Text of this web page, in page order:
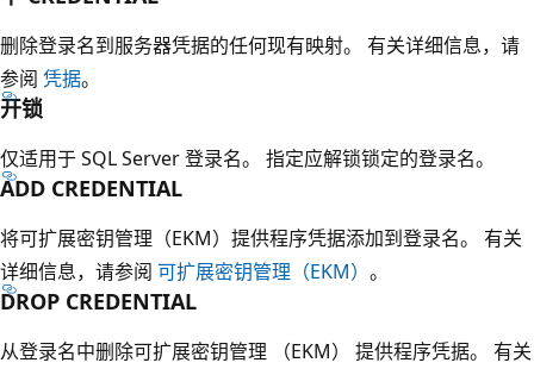
删除登录名到服务器凭据的任何现有映射。 有关详细信息，请
参阅 凭据。
开锁
仅适用于 SQL Server 登录名。 指定应解锁锁定的登录名。
ADD CREDENTIAL
将可扩展密钥管理（EKM）提供程序凭据添加到登录名。 有关
详细信息，请参阅 可扩展密钥管理（EKM） 。
DROP CREDENTIAL
从登录名中删除可扩展密钥管理 （EKM） 提供程序凭据。 有关